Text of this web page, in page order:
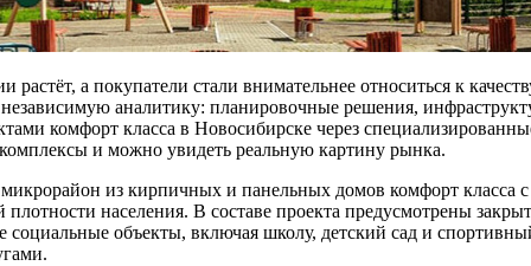
растёт, а покупатели стали внимательнее относиться к
аналитику: планировочные решения,
комфорт класса в Новосибирске через
и можно увидеть реальную картину рынка.
из кирпичных и панельных домов комфорт класса
населения. В составе проекта предусмотрены
объекты, включая школу, детский сад и